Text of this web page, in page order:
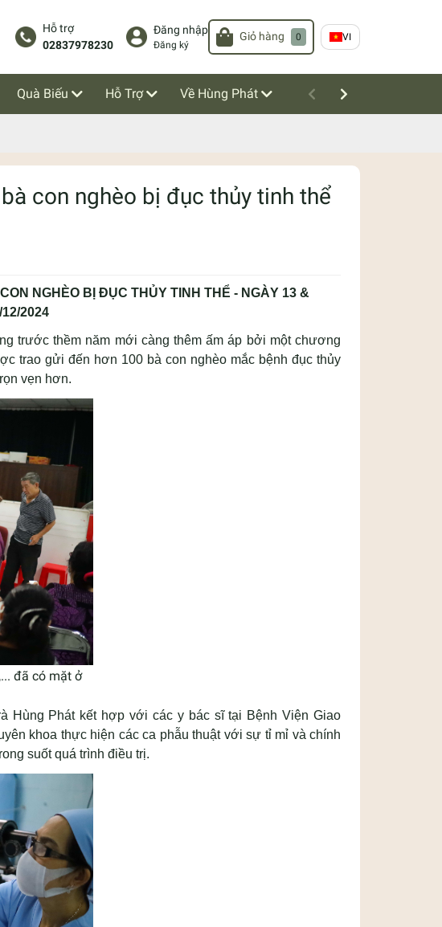
Hỗ trợ
02837978230
Đăng nhập
Đăng ký
Giỏ hàng 0 VI
Quà Biếu Hỗ Trợ Về Hùng Phát
con nghèo bị đục thủy tinh thể
NGHÈO BỊ ĐỤC THỦY TINH THỂ - NGÀY 13 &
12/2024
trước thềm năm mới càng thêm ấm áp bởi một chương
trao gửi đến hơn 100 bà con nghèo mắc bệnh đục thủy
vẹn hơn.
đã có mặt ở
Hùng Phát kết hợp với các y bác sĩ tại Bệnh Viện Giao
khoa thực hiện các ca phẫu thuật với sự tỉ mỉ và chính
suốt quá trình điều trị.